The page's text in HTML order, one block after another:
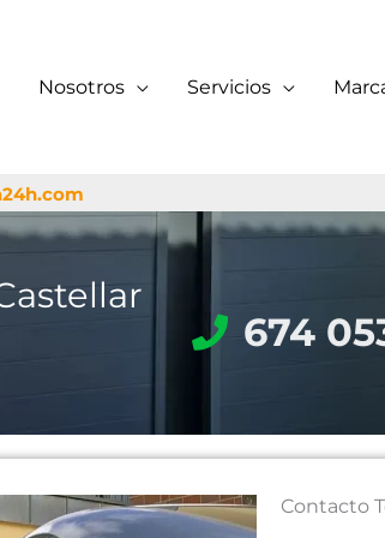
Nosotros Servicios
674
Contacto